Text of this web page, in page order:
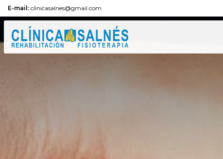
E-mail: clinicasalnes@gmail.com